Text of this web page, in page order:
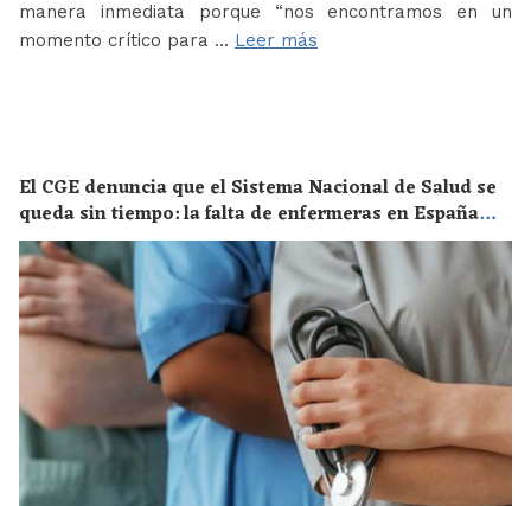
manera inmediata porque “nos encontramos en un
momento crítico para … Leer más
El CGE denuncia que el Sistema Nacional de Salud se
queda sin tiempo: la falta de enfermeras en España
supone un riesgo enorme para la salud de toda la
población